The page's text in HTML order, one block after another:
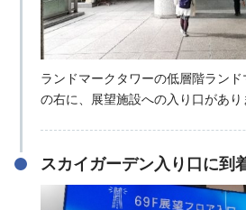
ランドマークタワーの低層階ラン
の右に、展望施設への入り口があり
スカイガーデン入り口に到